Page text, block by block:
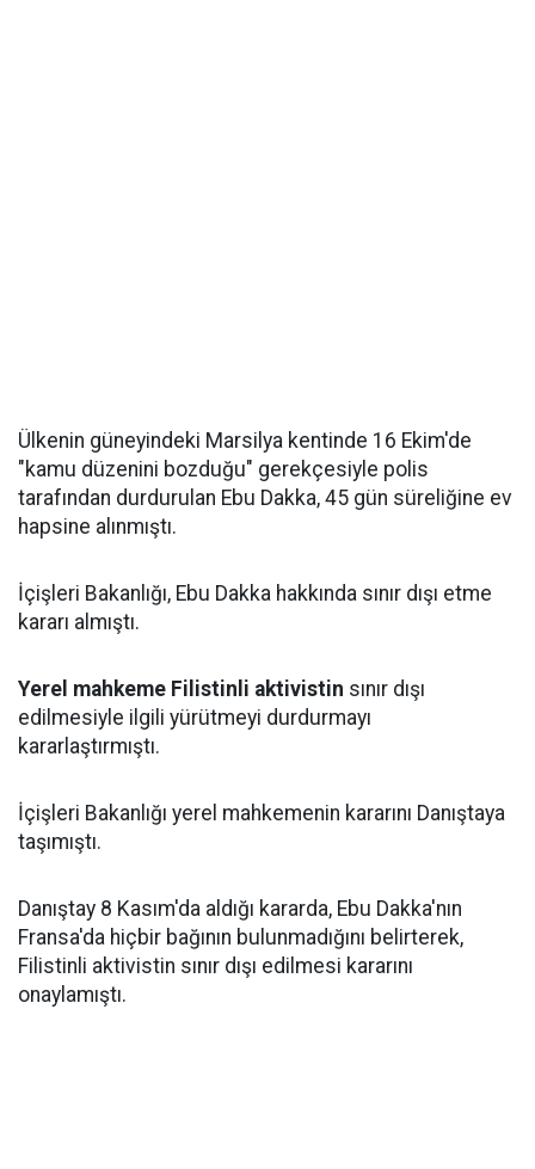
Ülkenin güneyindeki Marsilya kentinde 16 Ekim'de
"kamu düzenini bozduğu" gerekçesiyle polis
tarafından durdurulan Ebu Dakka, 45 gün süreliğine ev
hapsine alınmıştı.
İçişleri Bakanlığı, Ebu Dakka hakkında sınır dışı etme
kararı almıştı.
Yerel mahkeme Filistinli aktivistin sınır dışı
edilmesiyle ilgili yürütmeyi durdurmayı
kararlaştırmıştı.
İçişleri Bakanlığı yerel mahkemenin kararını Danıştaya
taşımıştı.
Danıştay 8 Kasım'da aldığı kararda, Ebu Dakka'nın
Fransa'da hiçbir bağının bulunmadığını belirterek,
Filistinli aktivistin sınır dışı edilmesi kararını
onaylamıştı.